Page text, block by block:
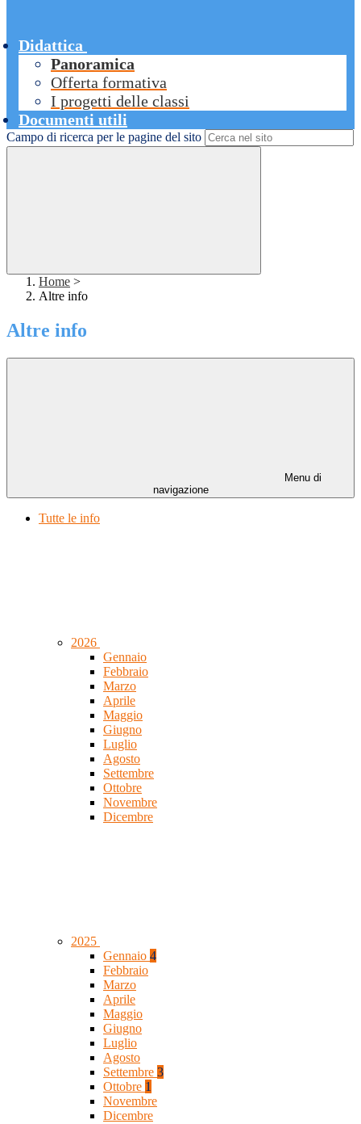
Didattica
Panoramica
Offerta formativa
I progetti delle classi
Documenti utili
Campo di ricerca per le pagine del sito
Home >
Altre info
Altre info
Menu di
navigazione
Tutte le info
2026
Gennaio
Febbraio
Marzo
Aprile
Maggio
Giugno
Luglio
Agosto
Settembre
Ottobre
Novembre
Dicembre
2025
Gennaio 4
Febbraio
Marzo
Aprile
Maggio
Giugno
Luglio
Agosto
Settembre 3
Ottobre 1
Novembre
Dicembre